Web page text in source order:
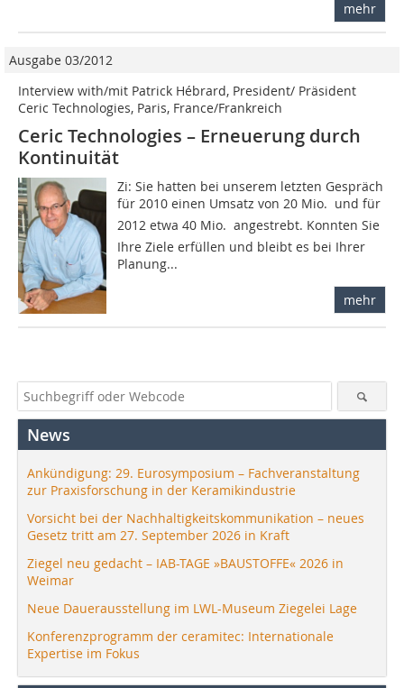
mehr
Ausgabe 03/2012
Interview with/mit Patrick Hébrard, President/ Präsident
Ceric Technologies, Paris, France/Frankreich
Ceric Technologies – Erneuerung durch
Kontinuität
Zi: Sie hatten bei unserem letzten Gespräch
für 2010 ­einen Umsatz von 20 Mio.  und für
2012 etwa 40 Mio.  angestrebt. Konnten Sie
Ihre Ziele erfüllen und bleibt es bei ­Ihrer
Planung...
mehr
News
Ankündigung: 29. Eurosymposium – Fachveranstaltung
zur Praxisforschung in der Keramikindustrie
Vorsicht bei der Nachhaltigkeitskommunikation – neues
Gesetz tritt am 27. September 2026 in Kraft
Ziegel neu gedacht – IAB-TAGE »BAUSTOFFE« 2026 in
Weimar
Neue Dauerausstellung im LWL-Museum Ziegelei Lage
Konferenzprogramm der ceramitec: Internationale
Expertise im Fokus